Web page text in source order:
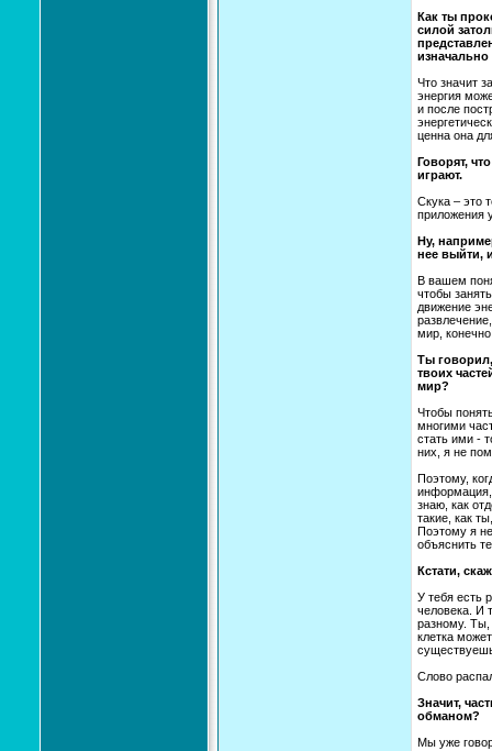
Как ты
силой
Что значит
энергия
и после
ценна она
Говорят,
играют.
Скука – это
приложения
Ну,
нее выйти,
В вашем
чтобы
движение
мир,
Ты
твоих
мир?
Чтобы
многими
стать ими -
них, я не
Поэтому,
информация,
знаю, как
такие, как
Поэтому я
объяснить
Кстати,
У тебя есть
человека. И
разному.
клетка
Слово
Значит,
обманом?
Мы уже